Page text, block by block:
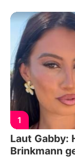
1
Laut Gabby:
Brinkmann